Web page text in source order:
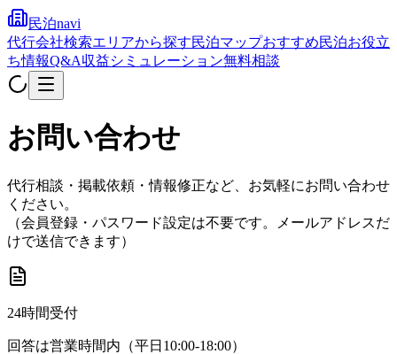
民泊navi
代行会社検索エリアから探す民泊マップおすすめ民泊お役立
ち情報Q&A収益シミュレーション無料相談
お問い合わせ
代行相談・掲載依頼・情報修正など、お気軽にお問い合わせ
ください。
（会員登録・パスワード設定は不要です。メールアドレスだ
けで送信できます）
24時間受付
回答は営業時間内（平日10:00-18:00）